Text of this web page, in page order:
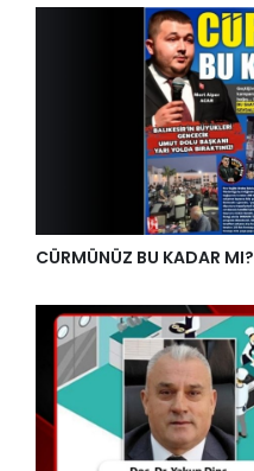
CÜRMÜNÜZ BU KADAR MI?